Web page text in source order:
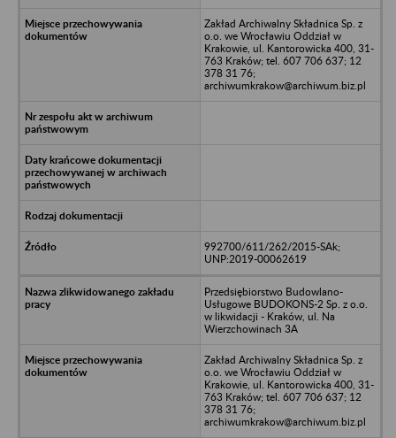
Zakład Archiwalny Składnica Sp. z
o.o. we Wrocławiu Oddział w
Krakowie, ul. Kantorowicka 400, 31-
763 Kraków; tel. 607 706 637; 12
378 31 76;
archiwumkrakow@archiwum.biz.pl
992700/611/262/2015-SAk;
UNP:2019-00062619
Przedsiębiorstwo Budowlano-
Usługowe BUDOKONS-2 Sp. z o.o.
w likwidacji - Kraków, ul. Na
Wierzchowinach 3A
Zakład Archiwalny Składnica Sp. z
o.o. we Wrocławiu Oddział w
Krakowie, ul. Kantorowicka 400, 31-
763 Kraków; tel. 607 706 637; 12
378 31 76;
archiwumkrakow@archiwum.biz.pl